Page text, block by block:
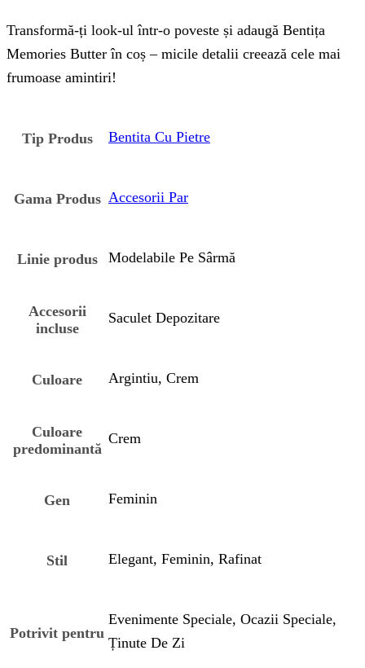
Transformă-ți look-ul într-o poveste și adaugă Bentița
Memories Butter în coș – micile detalii creează cele mai
frumoase amintiri!
Tip Produs Bentita Cu Pietre
Gama Produs Accesorii Par
Linie produs Modelabile Pe Sârmă
Accesorii
incluse
Saculet Depozitare
Culoare Argintiu, Crem
Culoare
predominantă
Crem
Gen Feminin
Stil Elegant, Feminin, Rafinat
Potrivit pentru
Evenimente Speciale, Ocazii Speciale,
Ținute De Zi